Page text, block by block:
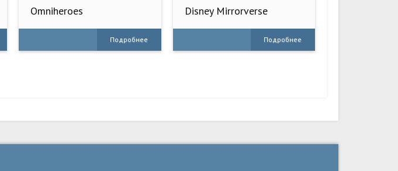
Omniheroes
Подробнее
Disney Mirrorverse
Подробнее